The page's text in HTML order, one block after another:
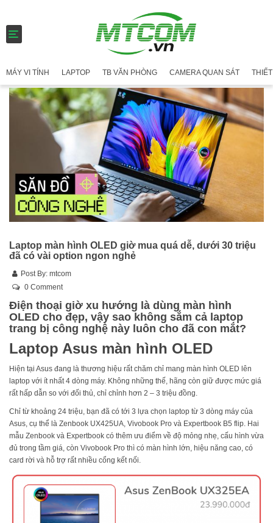
T
o
g
e
n
n
MÁY VI TÍNH LAPTOP TB VĂN PHÒNG CAMERA QUAN SÁT
Laptop màn hình OLED giờ mua quá dễ, dưới 30 triệu
đã có vài option ngon nghẻ
Post By: mtcom
0 Comment
Điện thoại giờ xu hướng là dùng màn hình
OLED cho đẹp, vậy sao không sắm cả laptop
trang bị công nghệ này luôn cho đã con mắt?
Laptop Asus màn hình OLED
Hiện tại Asus đang là thương hiệu rất chăm chỉ mang màn hình OLED lên
laptop với ít nhất 4 dòng máy. Không những thế, hãng còn giữ được mức giá
rất hấp dẫn so với đối thủ, chỉ chỉnh hơn 2 – 3 triệu đồng.
Chỉ từ khoảng 24 triệu, bạn đã có tới 3 lựa chọn laptop từ 3 dòng máy của
Asus, cụ thể là Zenbook UX425UA, Vivobook Pro và Expertbook B5 flip. Hai
mẫu Zenbook và Expertbook có thêm ưu điểm về độ mỏng nhẹ, cấu hình vừa
đủ trong tầm giá, còn Vivobook Pro thì có màn hình lớn, hiệu năng cao, có
card rời và hỗ trợ rất nhiều cổng kết nối.